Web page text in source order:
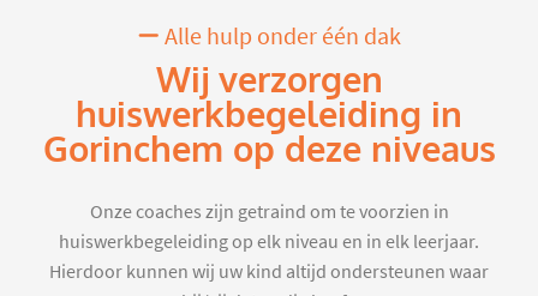
Alle hulp onder één dak
Wij verzorgen
huiswerkbegeleiding in
Gorinchem op deze niveaus
Onze coaches zijn getraind om te voorzien in
huiswerkbegeleiding op elk niveau en in elk leerjaar.
Hierdoor kunnen wij uw kind altijd ondersteunen waar